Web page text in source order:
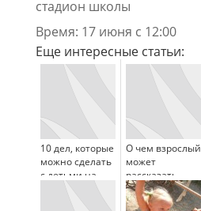
стадион школы
Время: 17 июня с 12:00
Еще интересные статьи:
10 дел, которые
можно сделать
с детьми на
О чем взрослый
может
рассказать
ребенку?